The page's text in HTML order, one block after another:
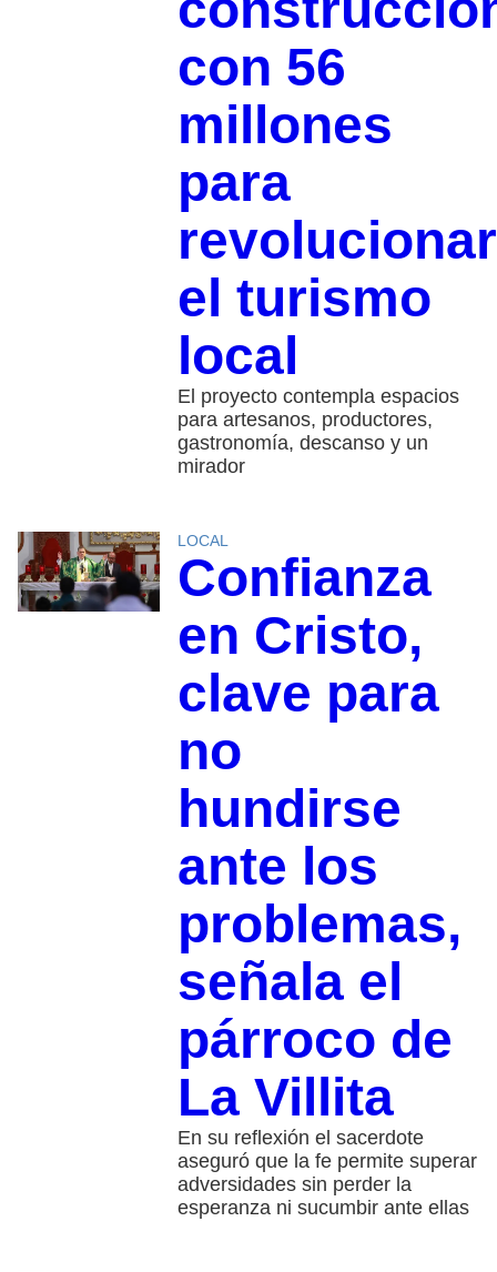
con 56
millones
para
revolucionar
el turismo
local
El proyecto contempla espacios
para artesanos, productores,
gastronomía, descanso y un
mirador
LOCAL
Confianza
en Cristo,
clave para
no
hundirse
ante los
problemas,
señala el
párroco de
La Villita
En su reflexión el sacerdote
aseguró que la fe permite superar
adversidades sin perder la
esperanza ni sucumbir ante ellas